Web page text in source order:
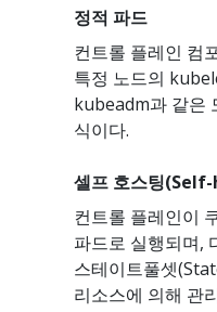
정적 파드
컨트롤 플레인 컴
특정 노드의
kubeadm과 같은
식이다.
셀프 호스팅
컨트롤 플레인이
파드로 실행되며,
스테이트풀셋
리소스에 의해 관